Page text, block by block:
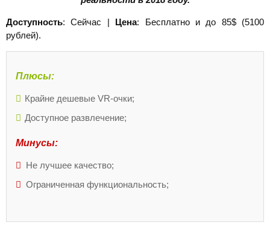
Доступность: Сейчас | Цена: Бесплатно и до 85$ (5100
рублей).
Плюсы:
Крайне дешевые VR-очки;
Доступное развлечение;
Минусы:
Не лучшее качество;
Ограниченная функциональность;